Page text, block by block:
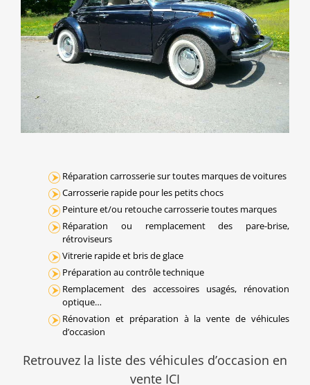
Réparation carrosserie sur toutes marques de voitures
Carrosserie rapide pour les petits chocs
Peinture et/ou retouche carrosserie toutes marques
Réparation ou remplacement des pare-brise,
rétroviseurs
Vitrerie rapide et bris de glace
Préparation au contrôle technique
Remplacement des accessoires usagés, rénovation
optique…
Rénovation et préparation à la vente de véhicules
d’occasion
Retrouvez la liste des véhicules d’occasion en
vente ICI